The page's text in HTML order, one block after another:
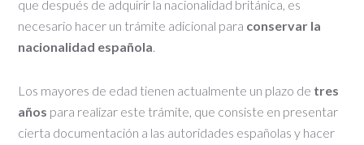
que después de adquirir la nacionalidad británica, es
necesario hacer un trámite adicional para conservar la
nacionalidad española.
Los mayores de edad tienen actualmente un plazo de tres
años para realizar este trámite, que consiste en presentar
cierta documentación a las autoridades españolas y hacer